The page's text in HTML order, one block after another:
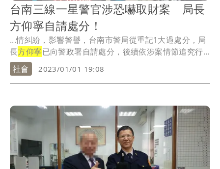
台南三線一星警官涉恐嚇取財案 局長
方仰寧自請處分！
...情糾紛，影響警譽，台南市警局從重記1大過處分，局
長方仰寧已向警政署自請處分，後續依涉案情節追究行
政責...
社會 2023/01/01 19:08